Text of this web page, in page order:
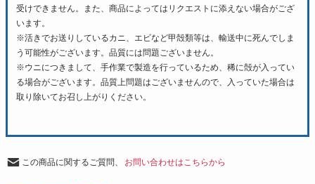
受けできません。また、商品によってはリクエストに添えない場合がござ
います。
※活きでお送りしているカニ、エビなど甲殻類等は、輸送中に死んでしま
う可能性がございます。品質には問題ございません。
※ウニにつきまして、手作業で製造を行っているため、稀に殻が入ってい
る場合がございます。品質上問題はございませんので、入っていた場合は
取り除いてお召し上がりください。
この商品に関するご質問、 お問い合わせはこちらから